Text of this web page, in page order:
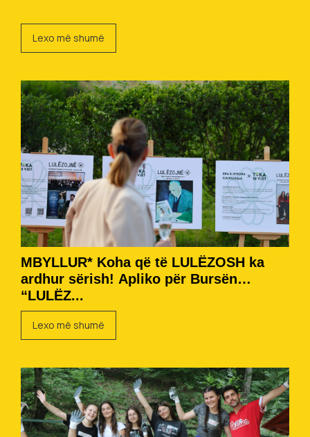
Lexo më shumë
MBYLLUR* Koha që të LULËZOSH ka
ardhur sërish! Apliko për Bursën
“LULËZ...
Lexo më shumë